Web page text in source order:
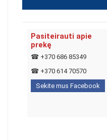
Pasiteirauti apie
prekę
☎ +370 686 85349
☎ +370 614 70570
Sekite mus Facebook